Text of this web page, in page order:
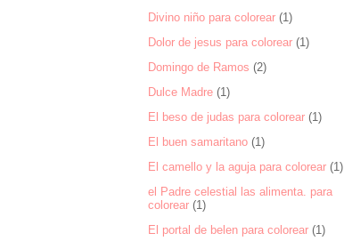
Divino niño para colorear (1)
Dolor de jesus para colorear (1)
Domingo de Ramos (2)
Dulce Madre (1)
El beso de judas para colorear (1)
El buen samaritano (1)
El camello y la aguja para colorear (1)
el Padre celestial las alimenta. para
colorear (1)
El portal de belen para colorear (1)